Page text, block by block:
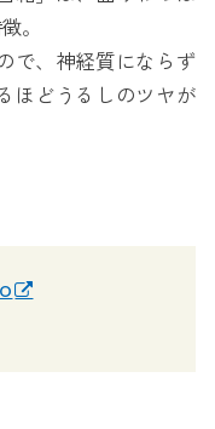
。
で、神経質にならず
ほどうるしのツヤが